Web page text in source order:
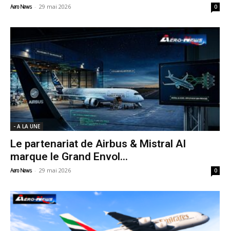
Aero News - 29 mai 2026 0
- A LA UNE
Le partenariat de Airbus & Mistral AI
marque le Grand Envol...
Aero News - 29 mai 2026 0